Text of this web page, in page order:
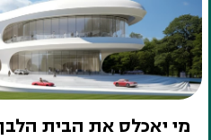
מי יאכלס את הבית